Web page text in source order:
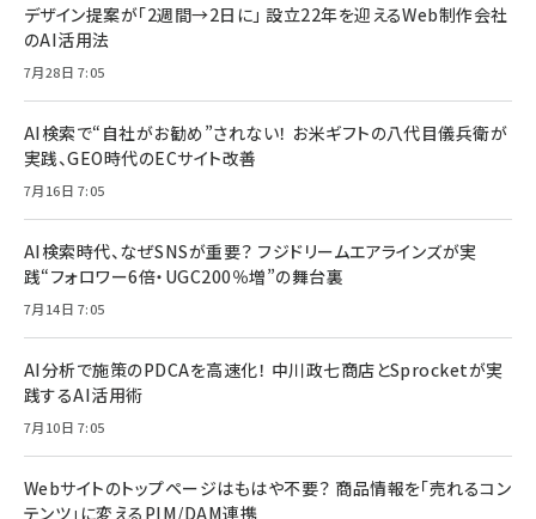
デザイン提案が「2週間→2日に」 設立22年を迎えるWeb制作会社
のAI活用法
7月28日 7:05
AI検索で“自社がお勧め”されない！ お米ギフトの八代目儀兵衛が
実践、GEO時代のECサイト改善
7月16日 7:05
AI検索時代、なぜSNSが重要？ フジドリームエアラインズが実
践“フォロワー6倍・UGC200％増”の舞台裏
7月14日 7:05
AI分析で施策のPDCAを高速化！ 中川政七商店とSprocketが実
践するAI活用術
7月10日 7:05
Webサイトのトップページはもはや不要？ 商品情報を「売れるコン
テンツ」に変えるPIM/DAM連携